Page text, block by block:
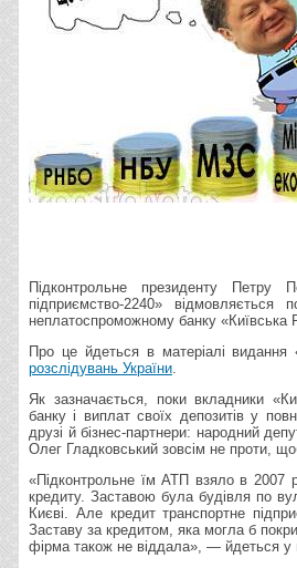
Підконтрольне президенту Петру
підприємство-2240»
неплатоспроможному банку «Київська
Про це йдеться в матеріалі видання
розслідувань України.
Як зазначається, поки вкладники
банку і виплат своїх депозитів у
друзі й бізнес-партнери: народний
Олег Гладковський зовсім не проти,
«Підконтрольне їм АТП взяло в 2007
кредиту. Заставою була будівля по
Києві. Але кредит транспортне
Заставу за кредитом, яка могла б
фірма також не віддала», — йдеться у